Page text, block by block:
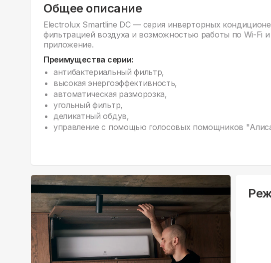
Общее описание
Electrolux Smartline DC — серия инверторных
фильтрацией воздуха и возможностью работы по Wi-Fi и
приложение.
Преимущества серии:
антибактериальный фильтр,
высокая энергоэффективность,
автоматическая разморозка,
угольный фильтр,
деликатный обдув,
управление с помощью голосовых помощников